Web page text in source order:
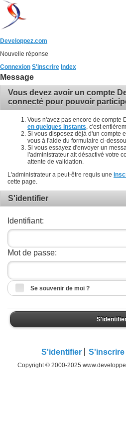
Developpez.com
Nouvelle réponse
Connexion S'inscrire Index
Message
Vous devez avoir un compte
connecté pour pouvoir
Vous n'avez pas encore de compte
en quelques instants , c'est
Si vous disposez déjà d'un compte
vous à l'aide du formulaire ci-
Si vous essayez d'envoyer un
l'administrateur ait désactivé votre
attente de validation.
L'administrateur a peut-être requis une
cette page.
S'identifier
Identifiant:
Mot de passe:
Se souvenir de moi ?
S'identifier S'inscrire
Copyright © 2000-2025